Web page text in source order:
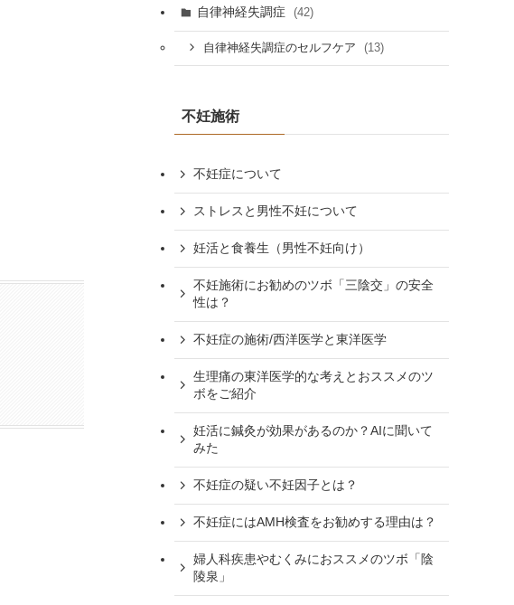
自律神経失調症 (42)
自律神経失調症のセルフケア (13)
不妊施術
不妊症について
ストレスと男性不妊について
妊活と食養生（男性不妊向け）
不妊施術にお勧めのツボ「三陰交」の安全
性は？
不妊症の施術/西洋医学と東洋医学
生理痛の東洋医学的な考えとおススメのツ
ボをご紹介
妊活に鍼灸が効果があるのか？AIに聞いて
みた
不妊症の疑い不妊因子とは？
不妊症にはAMH検査をお勧めする理由は？
婦人科疾患やむくみにおススメのツボ「陰
陵泉」